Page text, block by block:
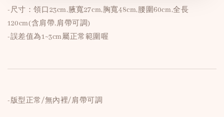
-尺寸：領口23cm,腋寬27cm,胸寬48cm,腰圍60cm,全長
120cm(含肩帶,肩帶可調)
-誤差值為1~3cm屬正常範圍喔
-版型正常/無內裡/肩帶可調